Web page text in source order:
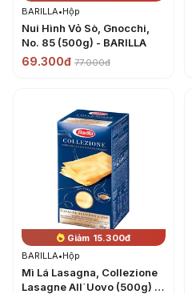
BARILLA•Hộp
Nui Hình Vỏ Sò, Gnocchi,
No. 85 (500g) - BARILLA
69.300đ 77.000đ
Giảm 15.300đ
BARILLA•Hộp
Mì Lá Lasagna, Collezione
Lasagne All`Uovo (500g) -